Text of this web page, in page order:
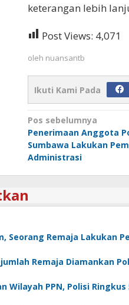
keterangan lebih
Post Views: 4,071
oleh nuansantb
Ikuti Kami Pada
Navigasi
pos
Pos sebelumnya
Penerimaan Anggota
Sumbawa Lakukan
Administrasi
Seorang Remaja Lakukan
Remaja Diamankan
Wilayah PPN, Polisi